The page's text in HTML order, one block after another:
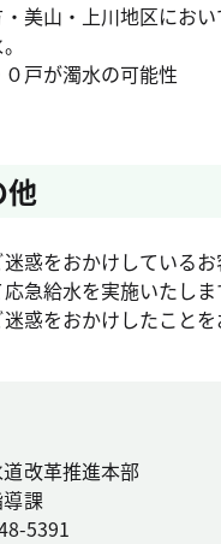
美山・上川地区にお
戸が濁水の可能性
惑をおかけしている
急給水を実施いたしま
惑をおかけしたこと
改革推進本部
課
5391